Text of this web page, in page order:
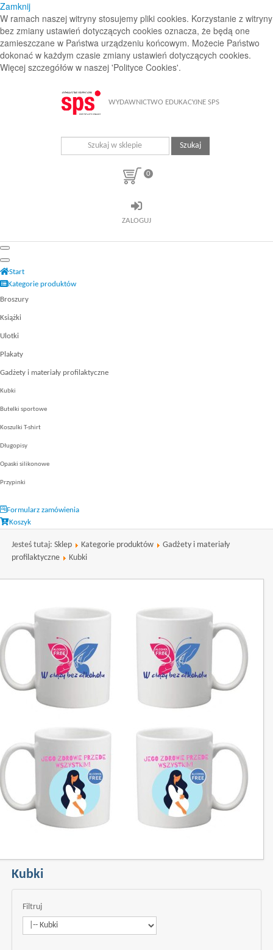
Zamknij
W ramach naszej witryny stosujemy pliki cookies. Korzystanie z witryny
bez zmiany ustawień dotyczących cookies oznacza, że będą one
zamieszczane w Państwa urządzeniu końcowym. Możecie Państwo
dokonać w każdym czasie zmiany ustawień dotyczących cookies.
Więcej szczegółów w naszej 'Polityce Cookies'.
WYDAWNICTWO EDUKACYJNE SPS
Szukaj
0
ZALOGUJ
Start
Kategorie produktów
Broszury
Książki
Ulotki
Plakaty
Gadżety i materiały profilaktyczne
Kubki
Butelki sportowe
Koszulki T-shirt
Długopisy
Opaski silikonowe
Przypinki
Formularz zamówienia
Koszyk
Jesteś tutaj:Sklep Kategorie produktów
Gadżety i materiały
profilaktyczne
Kubki
Kubki
Filtruj